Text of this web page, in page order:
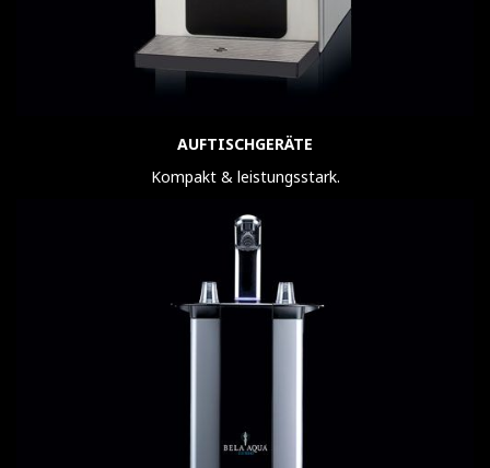
AUFTISCHGERÄTE
Kompakt & leistungsstark.